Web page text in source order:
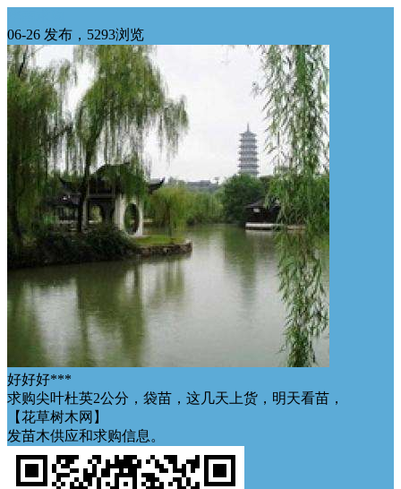
06-26 发布，5293浏览
好好好***
求购尖叶杜英2公分，袋苗，这几天上货，明天看苗，
【花草树木网】
发苗木供应和求购信息。